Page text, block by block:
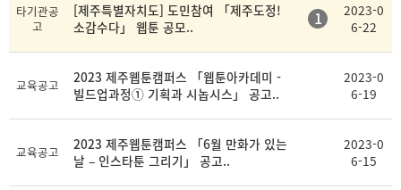
타기관공
고
[제주특별자치도] 도민참여 「제주도정!
소감수다」 웹툰 공모..
1
2023-0
6-22
교육공고
2023 제주웹툰캠퍼스 「웹툰아카데미 -
빌드업과정① 기획과 시놉시스」 공고..
2023-0
6-19
교육공고
2023 제주웹툰캠퍼스 「6월 만화가 있는
날 – 인스타툰 그리기」 공고..
2023-0
6-15